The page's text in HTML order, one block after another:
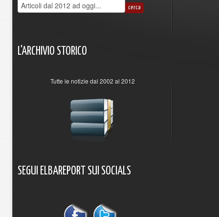
L'ARCHIVIO STORICO
Tutte le notizie dal 2002 al 2012
SEGUI ELBAREPORT SUI SOCIALS